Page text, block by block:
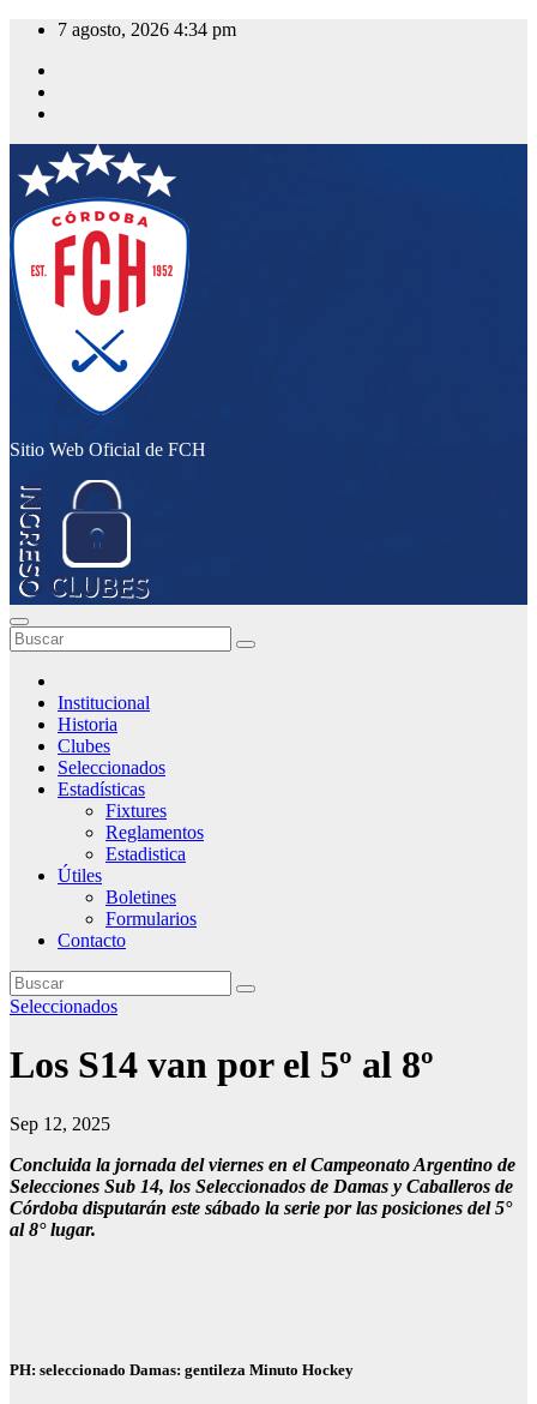
Saltar
contenido
7 agosto, 2026 4:34 pm
Sitio Web Oficial de FCH
Institucional
Historia
Clubes
Seleccionados
Estadísticas
Fixtures
Reglamentos
Estadistica
Útiles
Boletines
Formularios
Contacto
Seleccionados
Los S14 van por el 5º al 8º
Sep 12, 2025
Concluida la jornada del viernes en el Campeonato Argentino de
Selecciones Sub 14, los Seleccionados de Damas y Caballeros de
Córdoba disputarán este sábado la serie por las posiciones del 5°
al 8° lugar.
PH: seleccionado Damas: gentileza Minuto Hockey